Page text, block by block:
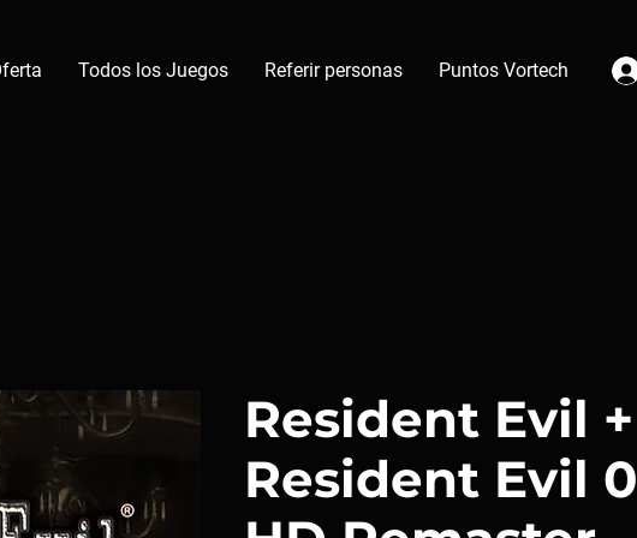
Todos los Juegos Referir personas Puntos Vortech
Resident Evil +
Resident Evil 0